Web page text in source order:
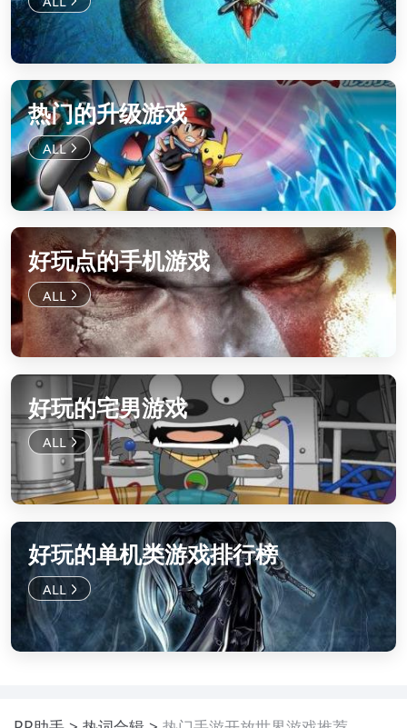
热门的升级游戏
好玩点的手机游戏
好玩的宅男游戏
好玩的单机类游戏排行榜